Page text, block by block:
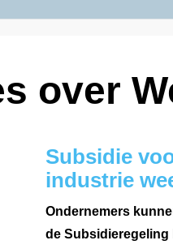
over
Subsidie
industrie
Ondernemers
de Subsidieregeling